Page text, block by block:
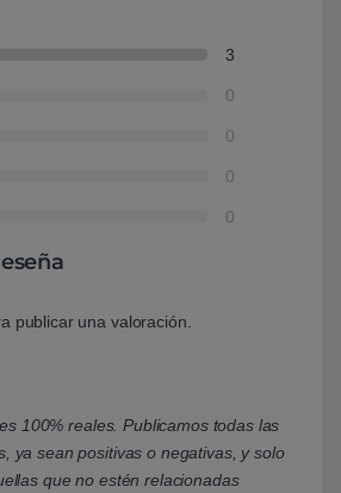
3
0
0
0
0
publicar una valoración.
100% reales. Publicamos todas las
ya sean positivas o negativas, y solo
que no estén relacionadas